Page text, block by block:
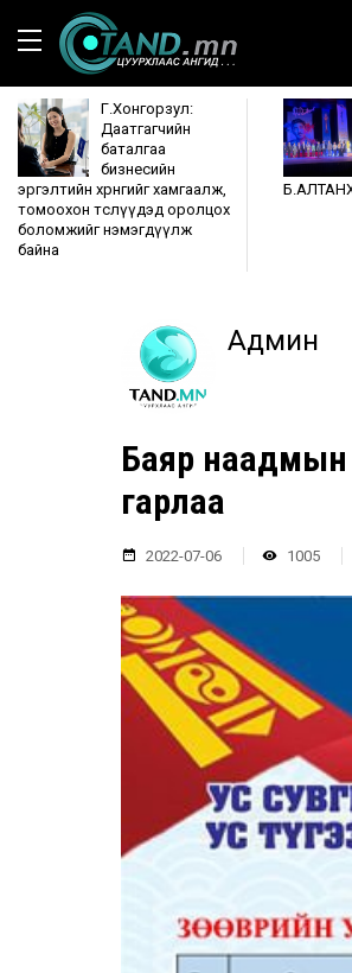
Г.Хонгорзул:
Даатгагчийн
баталгаа
бизнесийн
эргэлтийн хөрөнгийг хамгаалж,
томоохон төслүүдэд оролцох
боломжийг нэмэгдүүлж
байна
Админ
Баяр наадмын
гарлаа
2022-07-06 1005